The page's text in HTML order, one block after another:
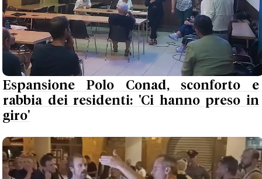
Espansione Polo Conad, sconforto e
rabbia dei residenti: 'Ci hanno preso in
giro'